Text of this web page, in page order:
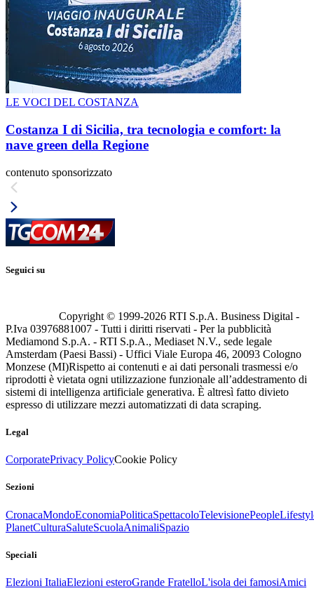
LE VOCI DEL COSTANZA
Costanza I di Sicilia, tra tecnologia e comfort: la
nave green della Regione
contenuto sponsorizzato
Seguici su
Copyright © 1999-2026 RTI S.p.A. Business Digital -
P.Iva 03976881007 - Tutti i diritti riservati - Per la pubblicità
Mediamond S.p.A. - RTI S.p.A., Mediaset N.V., sede legale
Amsterdam (Paesi Bassi) - Uffici Viale Europa 46, 20093 Cologno
Monzese (MI)Rispetto ai contenuti e ai dati personali trasmessi e/o
riprodotti è vietata ogni utilizzazione funzionale all’addestramento di
sistemi di intelligenza artificiale generativa. È altresì fatto divieto
espresso di utilizzare mezzi automatizzati di data scraping.
Legal
CorporatePrivacy PolicyCookie Policy
Sezioni
CronacaMondoEconomiaPoliticaSpettacoloTelevisionePeople
PlanetCulturaSaluteScuolaAnimaliSpazio
Speciali
Elezioni ItaliaElezioni esteroGrande FratelloL'isola dei famosiAmici